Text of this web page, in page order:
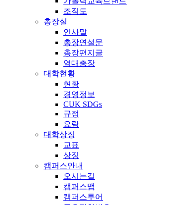
조직도
총장실
인사말
총장연설문
총장편지글
역대총장
대학현황
현황
경영정보
CUK SDGs
규정
요람
대학상징
교표
상징
캠퍼스안내
오시는길
캠퍼스맵
캠퍼스투어